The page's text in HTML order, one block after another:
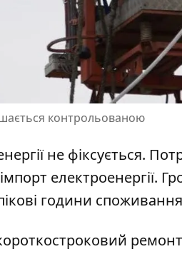
контрольованою
не фіксується.
електроенергії.
години